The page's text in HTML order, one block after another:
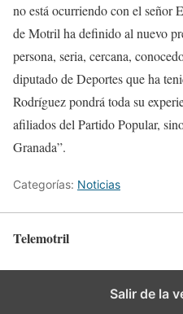
no está ocurriendo con el señor
de Motril ha definido al nuevo
persona, seria, cercana,
diputado de Deportes que ha
Rodríguez pondrá toda su
afiliados del Partido Popular,
Granada”.
Categorías: Noticias
Telemotril
Salir de la